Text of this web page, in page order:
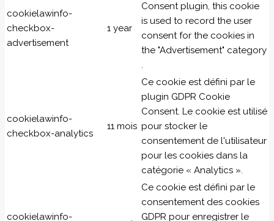
cookielawinfo-
checkbox-
advertisement
1 year
Consent plugin, this cookie
is used to record the user
consent for the cookies in
the "Advertisement" category
.
cookielawinfo-
checkbox-analytics
11 mois
Ce cookie est défini par le
plugin GDPR Cookie
Consent. Le cookie est utilisé
pour stocker le
consentement de l'utilisateur
pour les cookies dans la
catégorie « Analytics ».
cookielawinfo-
Ce cookie est défini par le
consentement des cookies
GDPR pour enregistrer le